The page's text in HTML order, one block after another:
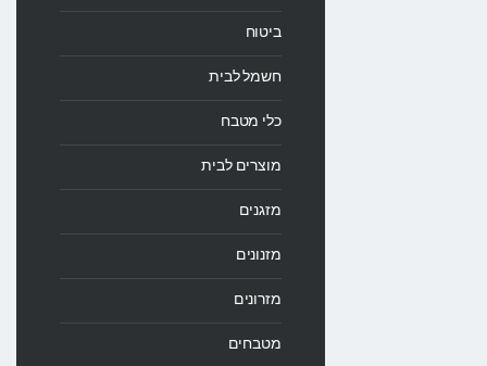
ביטוח
חשמל לבית
כלי מטבח
מוצרים לבית
מזגנים
מזנונים
מזרונים
מטבחים